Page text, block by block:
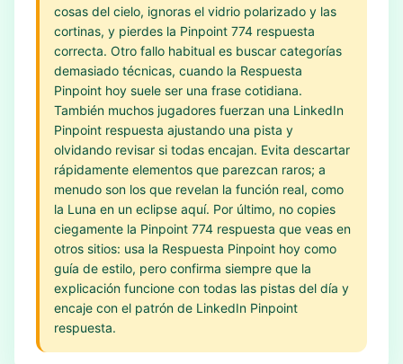
cosas del cielo, ignoras el vidrio polarizado y las
cortinas, y pierdes la Pinpoint 774 respuesta
correcta. Otro fallo habitual es buscar categorías
demasiado técnicas, cuando la Respuesta
Pinpoint hoy suele ser una frase cotidiana.
También muchos jugadores fuerzan una LinkedIn
Pinpoint respuesta ajustando una pista y
olvidando revisar si todas encajan. Evita descartar
rápidamente elementos que parezcan raros; a
menudo son los que revelan la función real, como
la Luna en un eclipse aquí. Por último, no copies
ciegamente la Pinpoint 774 respuesta que veas en
otros sitios: usa la Respuesta Pinpoint hoy como
guía de estilo, pero confirma siempre que la
explicación funcione con todas las pistas del día y
encaje con el patrón de LinkedIn Pinpoint
respuesta.